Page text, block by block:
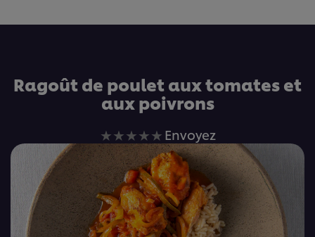
Ragoût de poulet aux tomates et
aux poivrons
Aucune
évaluation
soumise
pour
ce
recipe
Envoyez